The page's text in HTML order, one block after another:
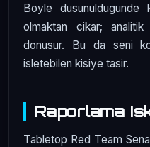
Boyle dusunuldugunde
olmaktan cikar;
donusur. Bu da seni
isletebilen kisiye tasir.
Raporlama
Tabletop Red Team